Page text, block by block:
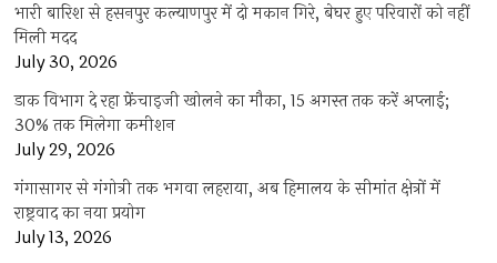
भारी बारिश से हसनपुर कल्याणपुर में दो मकान गिरे, बेघर हुए परिवारों को नहीं
मिली मदद
July 30, 2026
डाक विभाग दे रहा फ्रेंचाइजी खोलने का मौका, 15 अगस्त तक करें अप्लाई;
30% तक मिलेगा कमीशन
July 29, 2026
गंगासागर से गंगोत्री तक भगवा लहराया, अब हिमालय के सीमांत क्षेत्रों में
राष्ट्रवाद का नया प्रयोग
July 13, 2026